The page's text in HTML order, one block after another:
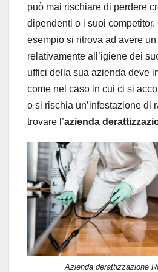
può mai rischiare di perdere
dipendenti o i suoi competitor.
esempio si ritrova ad avere
relativamente all’igiene dei
uffici della sua azienda deve
come nel caso in cui ci si
o si rischia un’infestazione di
trovare l’azienda
Azienda derattizzazione